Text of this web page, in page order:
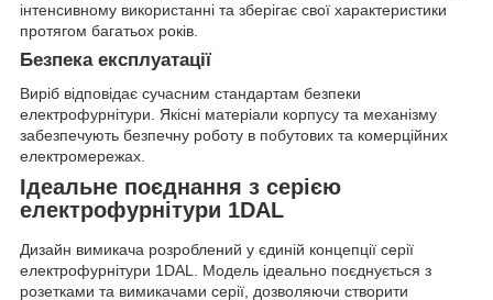
інтенсивному використанні та зберігає свої характеристики
протягом багатьох років.
Безпека експлуатації
Виріб відповідає сучасним стандартам безпеки
електрофурнітури. Якісні матеріали корпусу та механізму
забезпечують безпечну роботу в побутових та комерційних
електромережах.
Ідеальне поєднання з серією
електрофурнітури 1DAL
Дизайн вимикача розроблений у єдиній концепції серії
електрофурнітури 1DAL. Модель ідеально поєднується з
розетками та вимикачами серії, дозволяючи створити